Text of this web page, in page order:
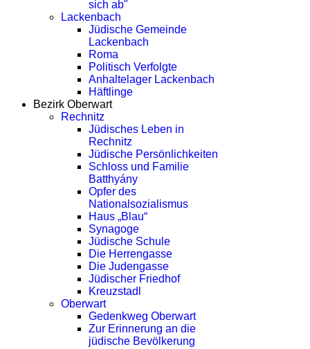
sich ab"
Lackenbach
Jüdische Gemeinde
Lackenbach
Roma
Politisch Verfolgte
Anhaltelager Lackenbach
Häftlinge
Bezirk Oberwart
Rechnitz
Jüdisches Leben in
Rechnitz
Jüdische Persönlichkeiten
Schloss und Familie
Batthyány
Opfer des
Nationalsozialismus
Haus „Blau“
Synagoge
Jüdische Schule
Die Herrengasse
Die Judengasse
Jüdischer Friedhof
Kreuzstadl
Oberwart
Gedenkweg Oberwart
Zur Erinnerung an die
jüdische Bevölkerung